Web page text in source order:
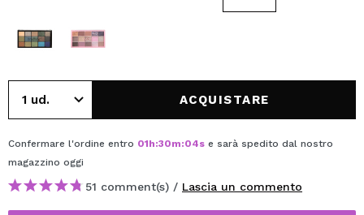
ACQUISTARE
Confermare l'ordine entro 01h:30m:04s e sarà spedito dal nostro
magazzino oggi
51 comment(s) / Lascia un commento